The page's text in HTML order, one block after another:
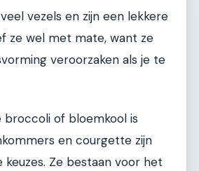
vezels en zijn een lekkere
ze wel met mate, want ze
veroorzaken als je te
broccoli of bloemkool is
en courgette zijn
keuzes. Ze bestaan voor het